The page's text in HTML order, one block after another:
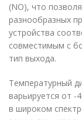
(NO), что
разнообразных
устройства
совместимым с
тип выхода.
Температурный
варьируется от -
в широком